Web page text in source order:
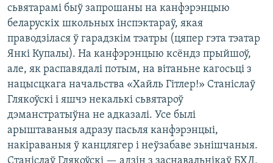
сьвятарамі быў запрошаны на канфэрэнцыю
беларускіх школьных інспэктараў, якая
праводзілася ў гарадзкім тэатры (цяпер гэта тэатар
Янкі Купалы). На канфэрэнцыю ксёндз прыйшоў,
але, як распавядалі потым, на вітаньне кагосьці з
нацысцкага начальства «Хайль Гітлер!» Станіслаў
Глякоўскі і яшчэ некалькі сьвятароў
дэманстратыўна не адказалі. Усе былі
арыштаваныя адразу пасьля канфэрэнцыі,
накіраваныя ў канцлягер і неўзабаве зьнішчаныя.